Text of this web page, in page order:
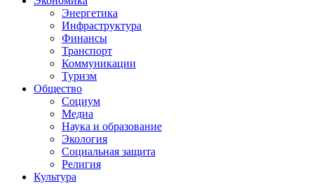
Энергетика
Инфраструктура
Финансы
Транспорт
Коммуникации
Туризм
Общество
Социум
Медиа
Наука и образование
Экология
Социальная защита
Религия
Культура